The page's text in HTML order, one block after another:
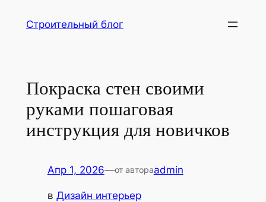
Строительный блог
Покраска стен своими
руками пошаговая
инструкция для новичков
Апр 1, 2026—от автораadmin
в Дизайн интерьер